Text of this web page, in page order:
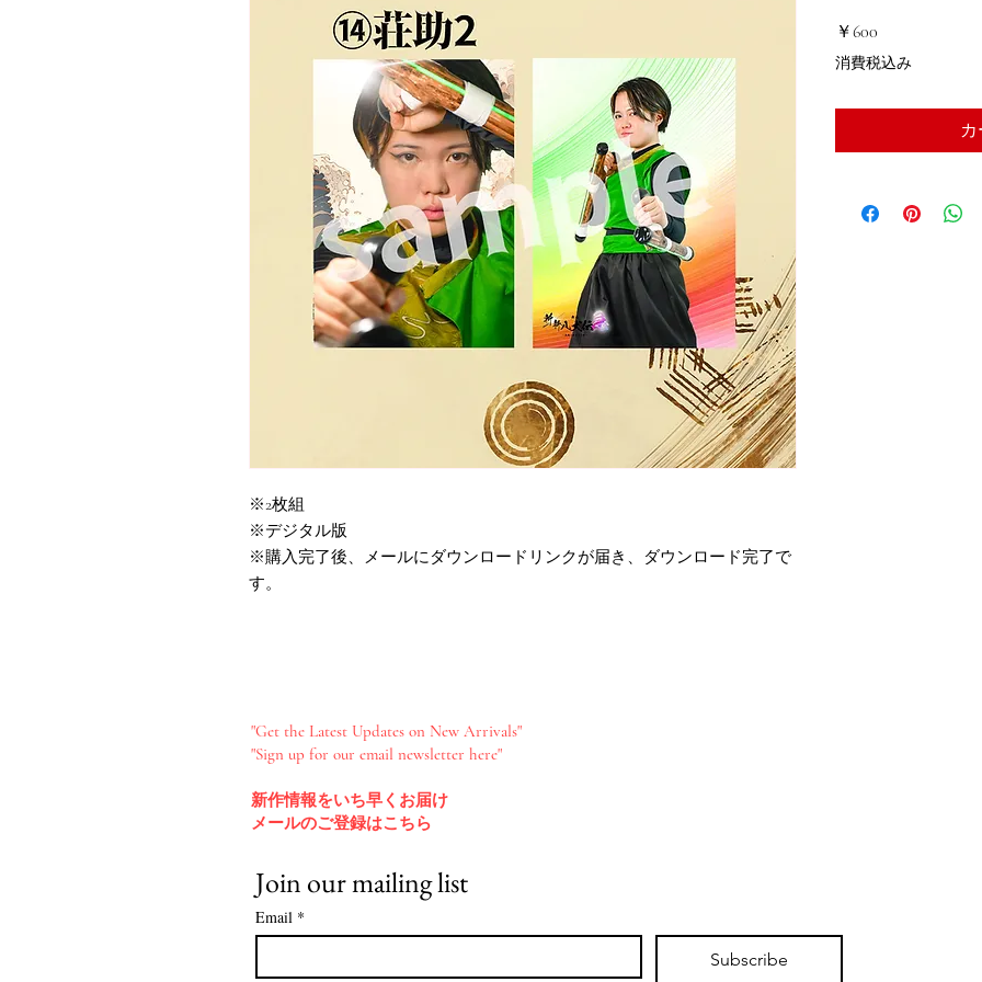
※2枚組
※デジタル版
※購入完了後、メールにダウンロードリンクが届き、ダウンロード完了で
す。
￥600
格
消費税込み
"Get the Latest Updates on New Arrivals"
"Sign up for our email newsletter here"
新作情報をいち早くお届け​
メールのご登録はこちら
Join our mailing list
Email *
Subscribe